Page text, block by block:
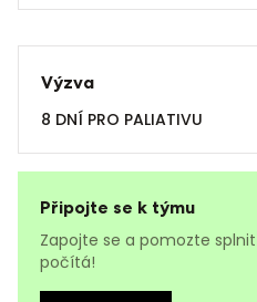
Výzva
8 DNÍ PRO PALIATIVU
Připojte se k týmu
Zapojte se a pomozte
počítá!